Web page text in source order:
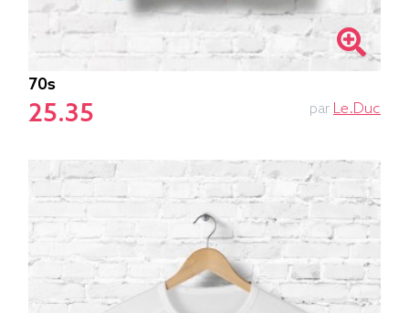
70s
25.35 par Le.duc